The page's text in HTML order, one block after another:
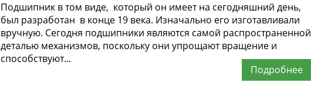
Подшипник в том виде, который он имеет на сегодняшний день,
был разработан в конце 19 века. Изначально его изготавливали
вручную. Сегодня подшипники являются самой распространенной
деталью механизмов, поскольку они упрощают вращение и
способствуют...
Подробнее